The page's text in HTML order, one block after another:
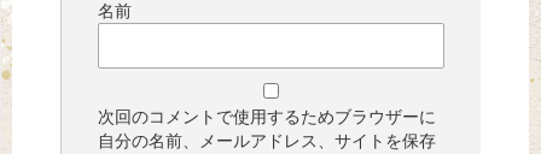
名前
次回のコメントで使用するためブラウザーに
自分の名前、メールアドレス、サイトを保存